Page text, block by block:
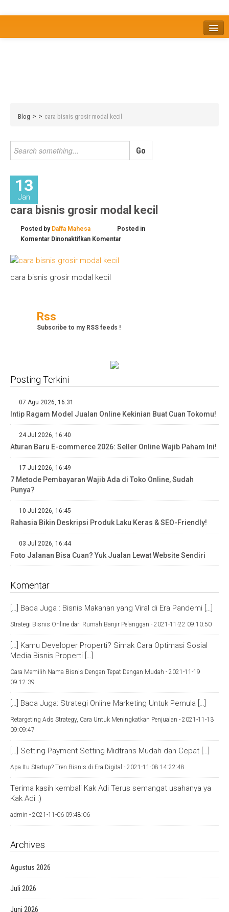
Blog > > cara bisnis grosir modal kecil
13
Jan
cara bisnis grosir modal kecil
Posted by Daffa Mahesa
Posted in
Komentar Dinonaktifkanpada
bisnis
modal
Komentar
cara bisnis grosir modal kecil
Rss
Subscribe to my RSS feeds !
Posting Terkini
07 Agu 2026, 16:31
Intip Ragam Model Jualan Online Kekinian Buat Cuan Tokomu!
24 Jul 2026, 16:40
Aturan Baru E-commerce 2026: Seller Online Wajib Paham Ini!
17 Jul 2026, 16:49
7 Metode Pembayaran Wajib Ada di Toko Online, Sudah
Punya?
10 Jul 2026, 16:45
Rahasia Bikin Deskripsi Produk Laku Keras & SEO-Friendly!
03 Jul 2026, 16:44
Foto Jalanan Bisa Cuan? Yuk Jualan Lewat Website Sendiri
Komentar
[…] Baca Juga : Bisnis Makanan yang Viral di Era Pandemi […]
Strategi Bisnis Online dari Rumah Banjir Pelanggan - 2021-11-22 09:10:50
[…] Kamu Developer Properti? Simak Cara Optimasi Sosial
Media Bisnis Properti […]
Cara Memilih Nama Bisnis Dengan Tepat Dengan Mudah - 2021-11-19
09:12:39
[…] Baca Juga: Strategi Online Marketing Untuk Pemula […]
Retargeting Ads Strategy, Cara Untuk Meningkatkan Penjualan - 2021-11-13
09:09:47
[…] Setting Payment Setting Midtrans Mudah dan Cepat […]
Apa Itu Startup? Tren Bisnis di Era Digital - 2021-11-08 14:22:48
Terima kasih kembali Kak Adi Terus semangat usahanya ya
Kak Adi :)
admin - 2021-11-06 09:48:06
Archives
Agustus 2026
Juli 2026
Juni 2026